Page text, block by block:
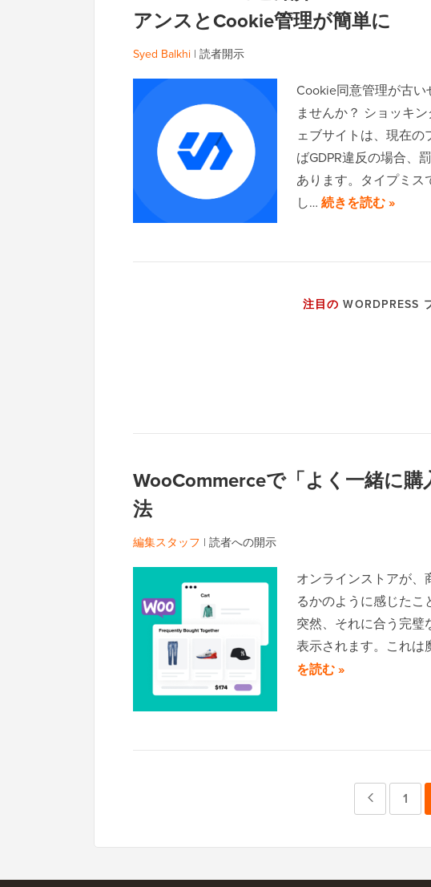
アンスとCookie管理が簡単に
Syed Balkhi | 読者開示
Cookie同意管理が古
ませんか？ ショッキ
ェブサイトは、現在の
ばGDPR違反の場合、
あります。タイプミス
し… 続きを読む »
注目の WORDPRESS
WooCommerceで「よく一緒に
法
編集スタッフ | 読者への開示
オンラインストアが、
るかのように感じたこ
突然、それに合う完
表示されます。これは
を読む »
ペ
1